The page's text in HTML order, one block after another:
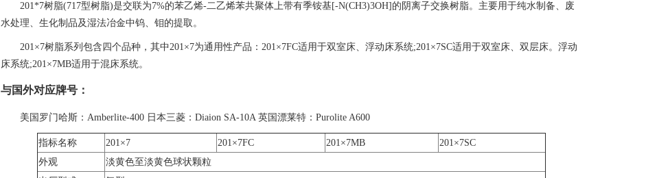
201*7树脂(717型树脂)是交联为7%的苯乙烯-二乙烯苯共聚体上带有季铵基[-N(CH3)3OH]的阴离子交换树脂。主要用于纯水制备、废
水处理、生化制品及湿法冶金中钨、钼的提取。
201×7树脂系列包含四个品种，其中201×7为通用性产品：201×7FC适用于双室床、浮动床系统;201×7SC适用于双室床、双层床。浮动
床系统;201×7MB适用于混床系统。
与国外对应牌号：
美国罗门哈斯：Amberlite-400 日本三菱：Diaion SA-10A 英国漂莱特：Purolite A600
指标名称 201×7 201×7FC 201×7MB
201×7SC
外观
淡黄色至淡黄色球状颗粒